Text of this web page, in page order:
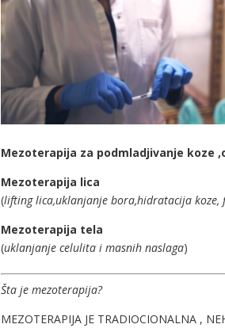
Mezoterapija za podmladjivanje koze
Mezoterapija lica
(lifting lica,uklanjanje bora,hidratacija koze,
Mezoterapija tela
(uklanjanje celulita i masnih naslaga)
Šta je mezoterapija?
MEZOTERAPIJA JE TRADIOCIONALNA ,